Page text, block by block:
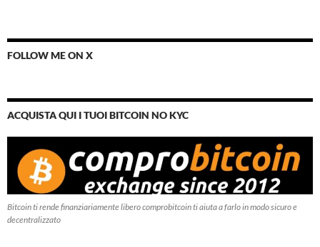
FOLLOW ME ON X
ACQUISTA QUI I TUOI BITCOIN NO KYC
Bitcoin ti rende finanziariamente libero comprobitcoin ti aiuta a farlo in modo sicuro e
decentralizzato